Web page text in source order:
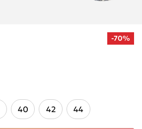
-70%
40 42 44